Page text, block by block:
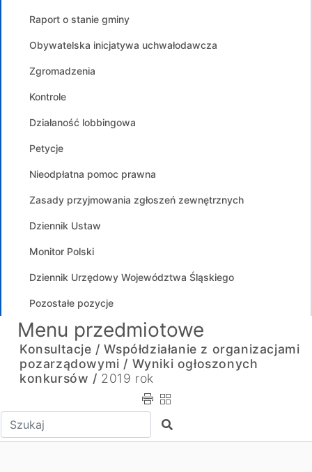
Raport o stanie gminy
Obywatelska inicjatywa uchwałodawcza
Zgromadzenia
Kontrole
Działaność lobbingowa
Petycje
Nieodpłatna pomoc prawna
Zasady przyjmowania zgłoszeń zewnętrznych
Dziennik Ustaw
Monitor Polski
Dziennik Urzędowy Województwa Śląskiego
Pozostałe pozycje
Menu przedmiotowe
Konsultacje / Współdziałanie z organizacjami
pozarządowymi / Wyniki ogłoszonych
konkursów / 2019 rok
Wpisz tekst do wyszukania Szukaj